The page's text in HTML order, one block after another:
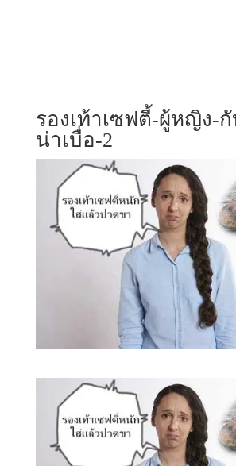
รองเท้าเซฟตี้-ผู้หญิง-
น่าเบื่อ-2